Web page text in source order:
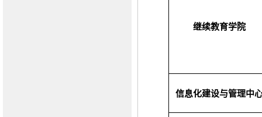
继续教育学院
信息化建设与管理中